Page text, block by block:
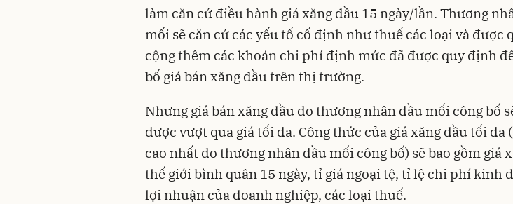
làm căn cứ điều hành giá xăng dầu 15 ngày/lần. Thương
mối sẽ căn cứ các yếu tố cố định như thuế các loại và được
cộng thêm các khoản chi phí định mức đã được quy định
bố giá bán xăng dầu trên thị trường.
Nhưng giá bán xăng dầu do thương nhân đầu mối công bố
được vượt qua giá tối đa. Công thức của giá xăng dầu tối đa
cao nhất do thương nhân đầu mối công bố) sẽ bao gồm giá
thế giới bình quân 15 ngày, tỉ giá ngoại tệ, tỉ lệ chi phí kinh
lợi nhuận của doanh nghiệp, các loại thuế.